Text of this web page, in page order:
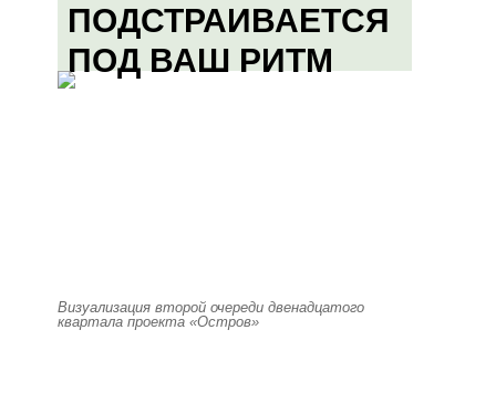
ПОДСТРАИВАЕТСЯ
ПОД ВАШ РИТМ
Визуализация второй очереди двенадцатого
квартала проекта «Остров»